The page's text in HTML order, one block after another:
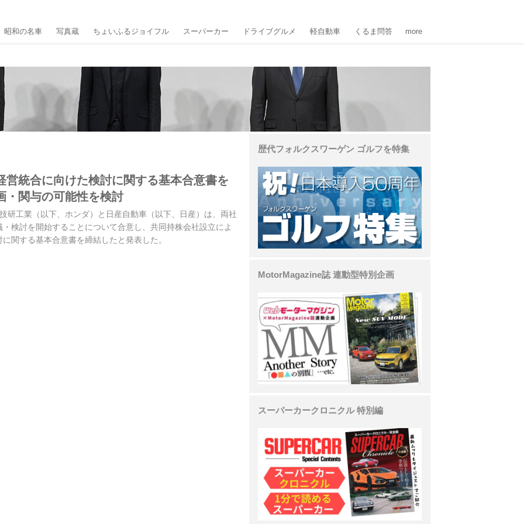
昭和の名車 写真蔵 ちょいふるジョイフル スーパーカー ドライブグルメ 軽自動車 くるま問答 more
営統合に向けた検討に関する基本合意書を
・関与の可能性を検討
研工業（以下、ホンダ）と日産自動車（以下、日産）は、両社
検討を開始することについて合意し、共同持株会社設立によ
関する基本合意書を締結したと発表した。
歴代フォルクスワーゲン ゴルフを特集
MotorMagazine誌 連動型特別企画
スーパーカークロニクル 特別編